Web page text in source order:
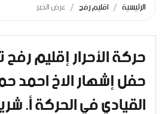
الرئيسية اقليم رفح عرض الخبر
حركة الأحرار إقليم
حفل إشهار الاخ احمد
القيادي في الحركة أ.